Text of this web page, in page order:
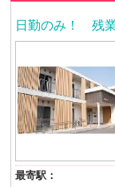
日勤のみ！ 残
最寄駅：